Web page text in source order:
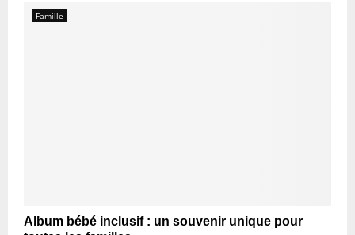
Famille
Album bébé inclusif : un souvenir unique pour